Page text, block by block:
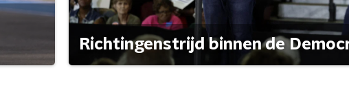
Richtingenstrijd binnen de